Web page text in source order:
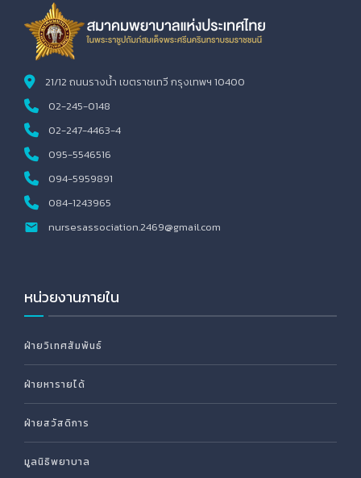
21/12 ถนนรางน้ำ เขตราชเทวี กรุงเทพฯ 10400
02-245-0148
02-247-4463-4
095-5546516
094-5959891
084-1243965
nursesassociation.2469@gmail.com
หน่วยงานภายใน
ฝ่ายวิเทศสัมพันธ์
ฝ่ายหารายได้
ฝ่ายสวัสดิการ
มูลนิธิพยาบาล